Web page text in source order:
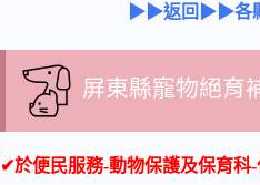
▶▶返回▶▶各
屏東縣寵物絕育
✔於便民服務-動物保護及保育科